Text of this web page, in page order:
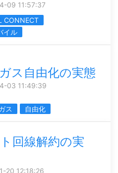
09 11:57:37
CONNECT
イル
ス自由化の実態
03 11:49:39
ス 自由化
回線解約の実
20 12:18:26